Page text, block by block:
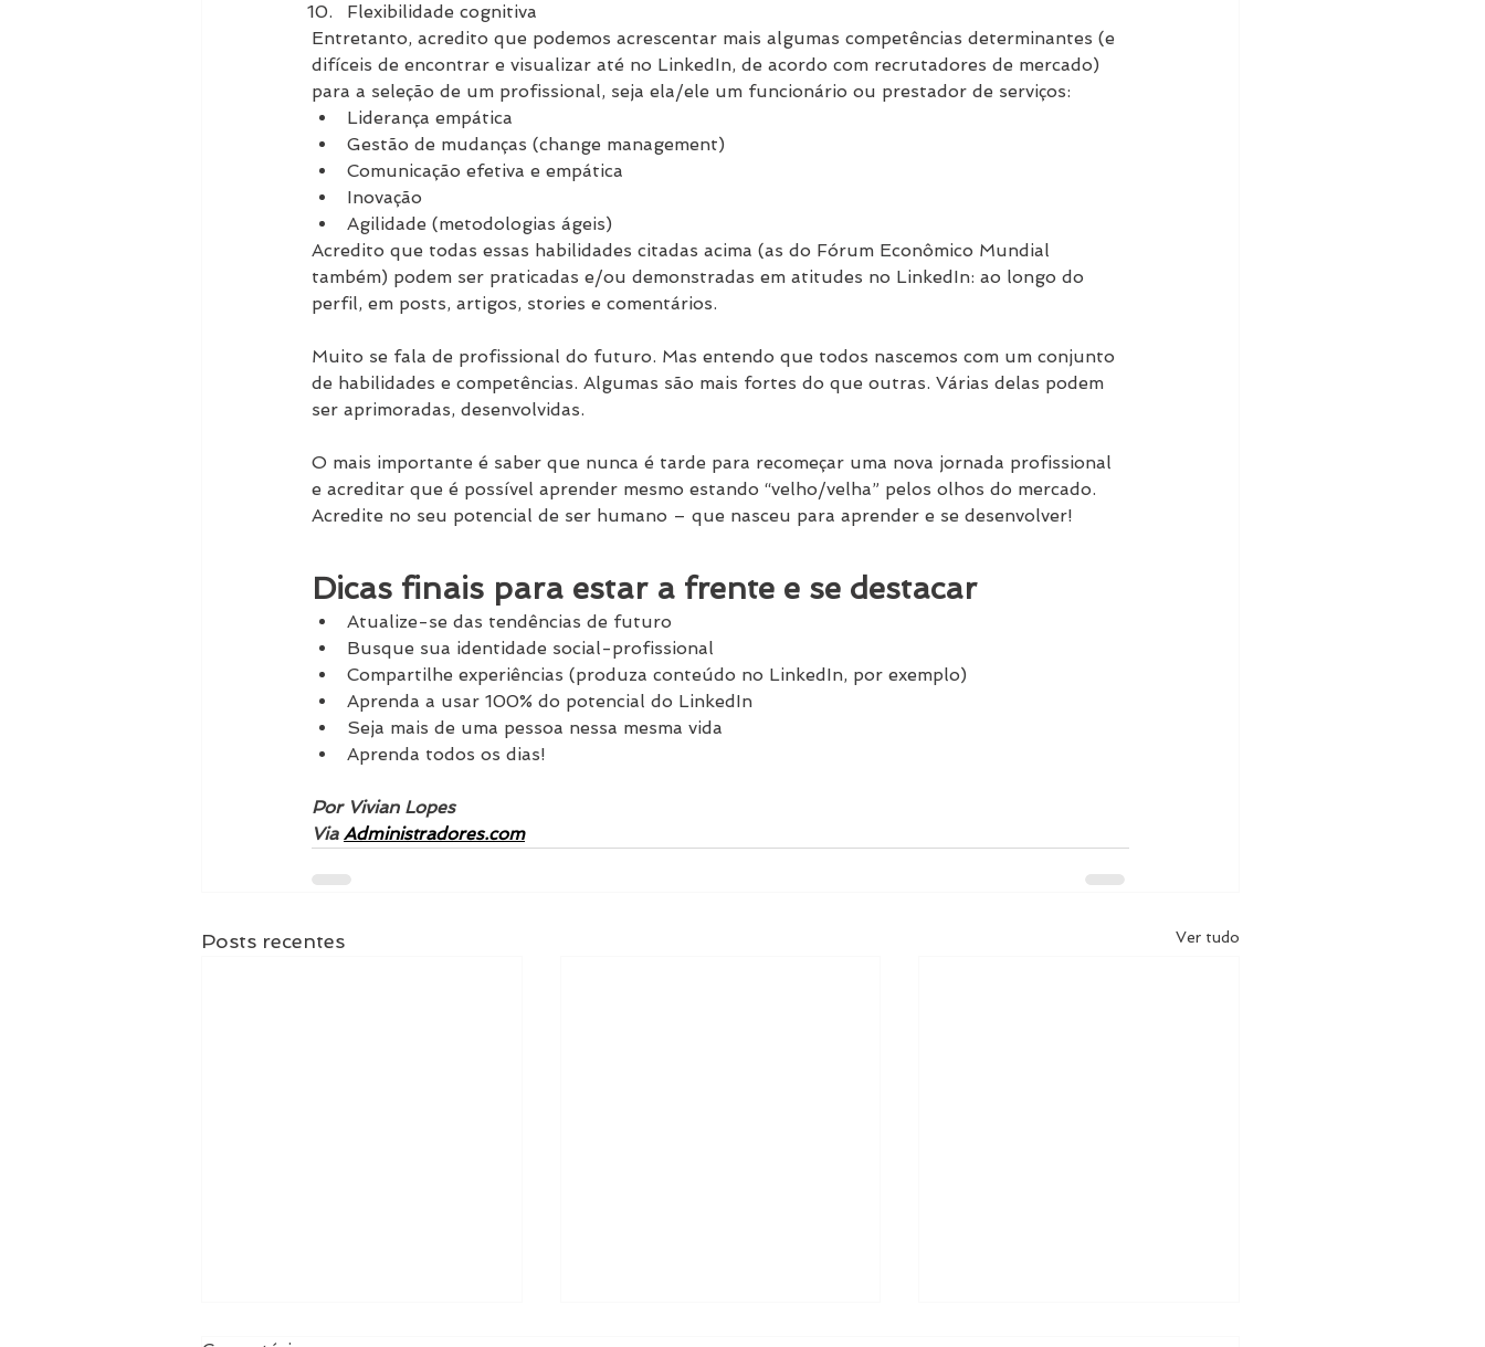
Flexibilidade cognitiva
Entretanto, acredito que podemos acrescentar mais algumas competências determinantes (e
difíceis de encontrar e visualizar até no LinkedIn, de acordo com recrutadores de mercado)
para a seleção de um profissional, seja ela/ele um funcionário ou prestador de serviços:
Liderança empática
Gestão de mudanças (change management)
Comunicação efetiva e empática
Inovação
Agilidade (metodologias ágeis)
Acredito que todas essas habilidades citadas acima (as do Fórum Econômico Mundial
também) podem ser praticadas e/ou demonstradas em atitudes no LinkedIn: ao longo do
perfil, em posts, artigos, stories e comentários.
Muito se fala de profissional do futuro. Mas entendo que todos nascemos com um conjunto
de habilidades e competências. Algumas são mais fortes do que outras. Várias delas podem
ser aprimoradas, desenvolvidas.
O mais importante é saber que nunca é tarde para recomeçar uma nova jornada profissional
e acreditar que é possível aprender mesmo estando “velho/velha” pelos olhos do mercado.
Acredite no seu potencial de ser humano – que nasceu para aprender e se desenvolver!
Dicas finais para estar a frente e se destacar
Atualize-se das tendências de futuro
Busque sua identidade social-profissional
Compartilhe experiências (produza conteúdo no LinkedIn, por exemplo)
Aprenda a usar 100% do potencial do LinkedIn
Seja mais de uma pessoa nessa mesma vida
Aprenda todos os dias!
Por Vivian Lopes
Via Administradores.com
Posts recentes Ver tudo